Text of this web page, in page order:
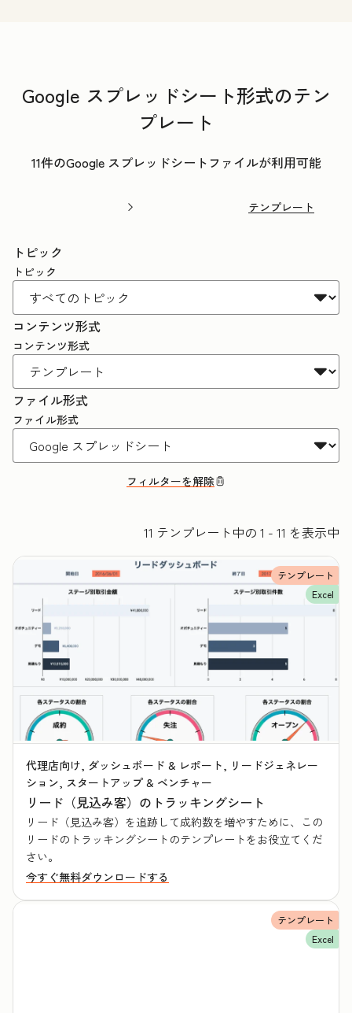
Google スプレッドシート形式のテン
プレート
11件のGoogle スプレッドシートファイルが利用可能
テンプレート
トピック
トピック
コンテンツ形式
コンテンツ形式
ファイル形式
ファイル形式
フィルターを解除
11 テンプレート中の 1 - 11 を表示中
テンプレート
Excel
代理店向け, ダッシュボード & レポート, リードジェネレー
ション, スタートアップ & ベンチャー
リード（見込み客）のトラッキングシート
リード（見込み客）を追跡して成約数を増やすために、この
リードのトラッキングシートのテンプレートをお役立てくだ
さい。
今すぐ無料ダウンロードする
テンプレート
Excel